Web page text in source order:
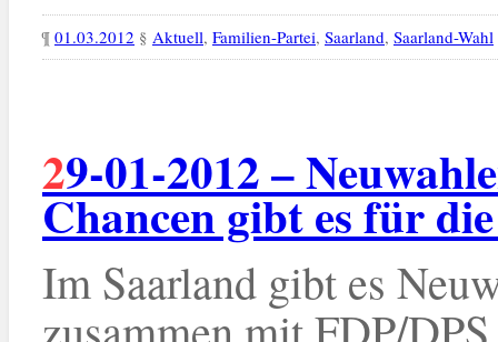
¶ 01.03.2012 § Aktuell, Familien-Partei, Saarland, Saarland-Wahl
29-01-2012 – Neuwahlen im Saarland: Welche
Chancen gibt es für
Im Saarland gibt es
zusammen mit FDP/